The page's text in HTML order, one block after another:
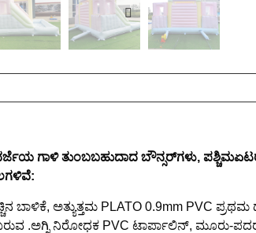
ಗಾಳಿ ತುಂಬಬಹುದಾದ ಬೌನ್ಸರ್‌ಗಳು, ಪಶ್ಚಿಮ
ಬಾಳಿಕೆ, ಅತ್ಯುತ್ತಮ PLATO 0.9mm PVC
ಬರುವ .ಅಗ್ನಿ ನಿರೋಧಕ PVC ಟಾರ್ಪಾಲಿನ್, ಮೂರು-